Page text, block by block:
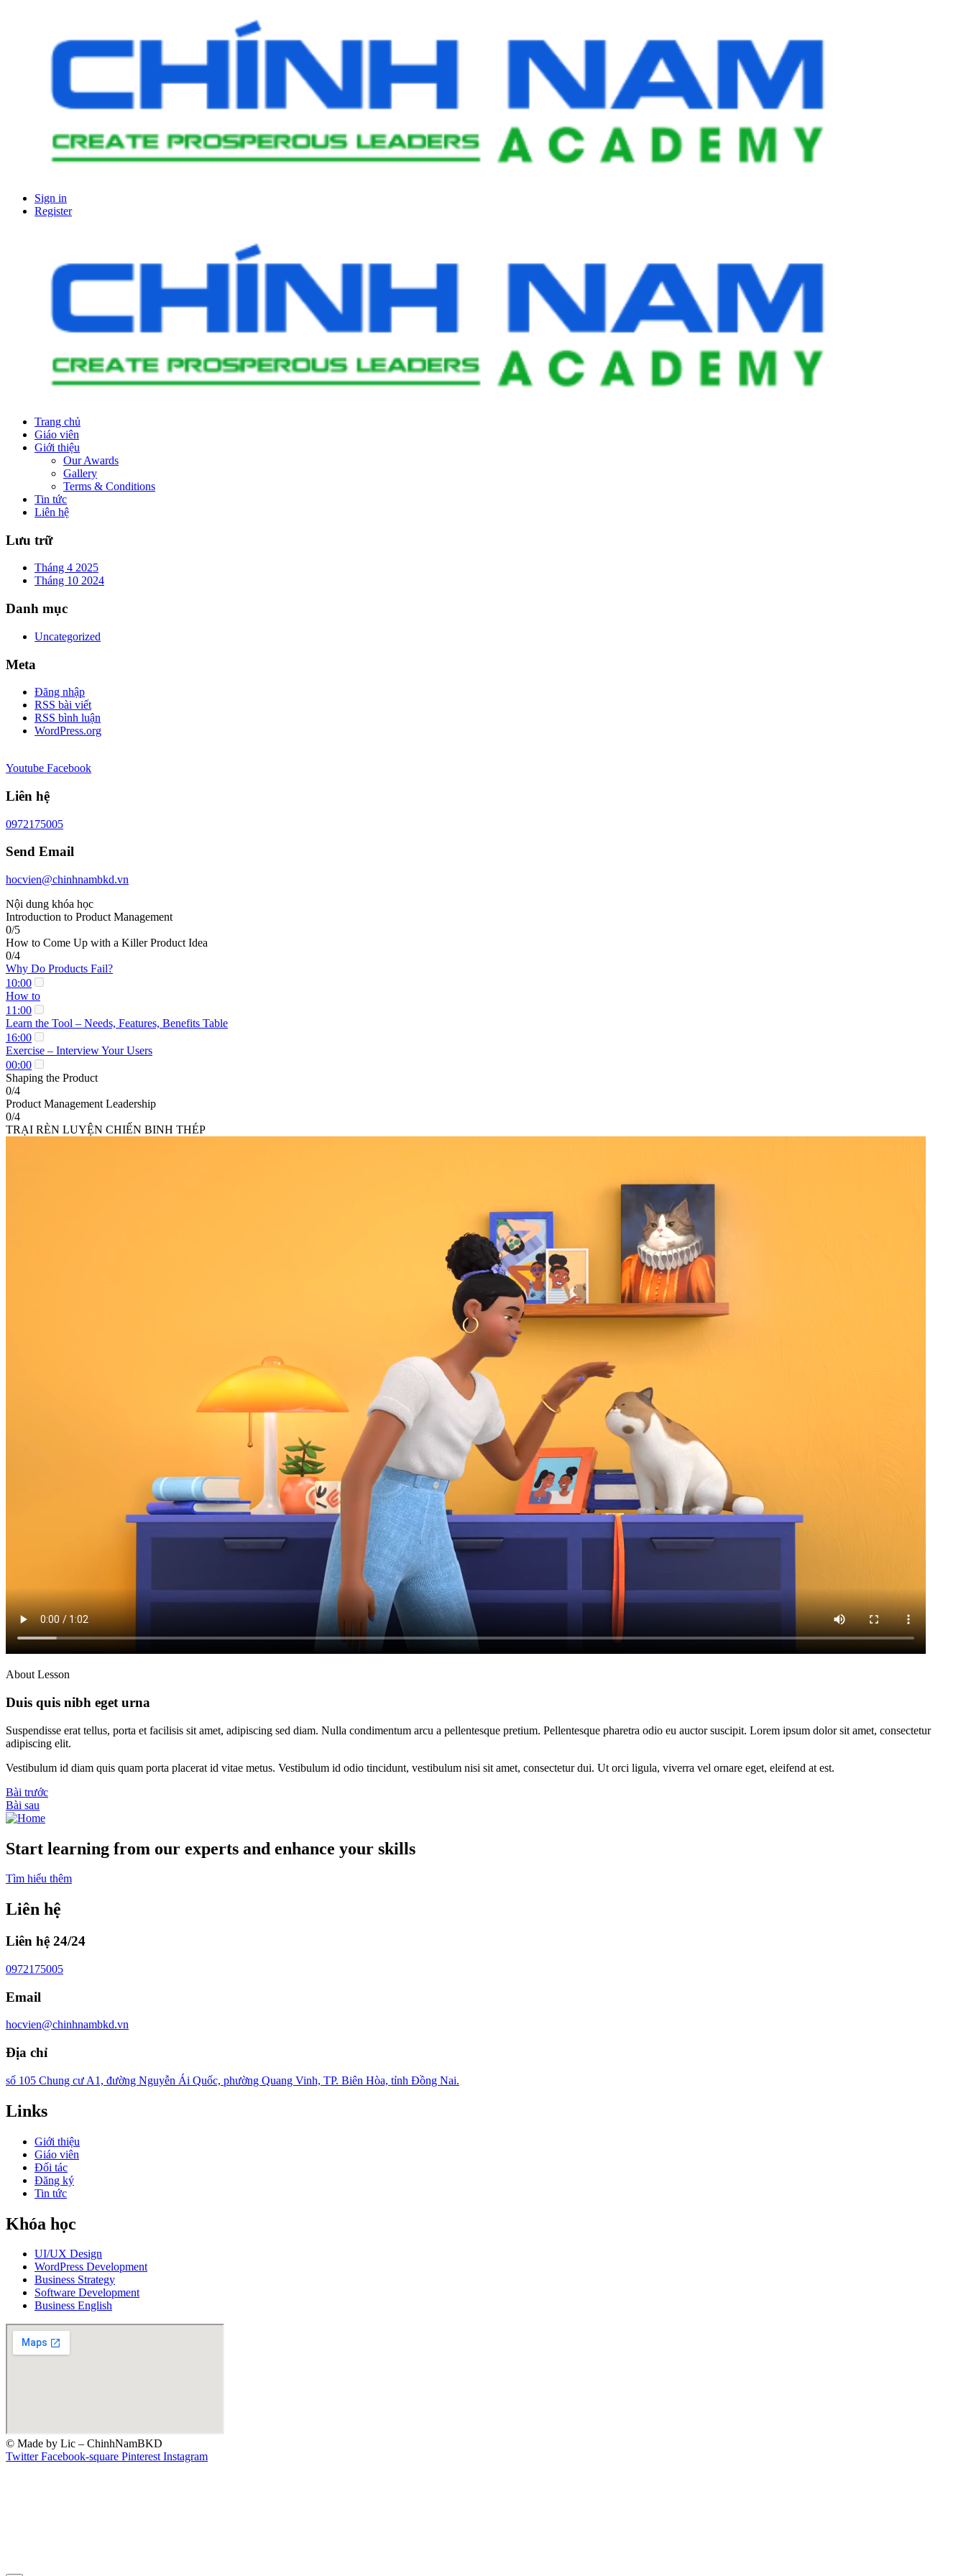
Sign in
Register
Trang chủ
Giáo viên
Giới thiệu
Our Awards
Gallery
Terms & Conditions
Tin tức
Liên hệ
Lưu trữ
Tháng 4 2025
Tháng 10 2024
Danh mục
Uncategorized
Meta
Đăng nhập
RSS bài viết
RSS bình luận
WordPress.org
Youtube Facebook
Liên hệ
0972175005
Send Email
hocvien@chinhnambkd.vn
Nội dung khóa học
Introduction to Product Management
0/5
How to Come Up with a Killer Product Idea
0/4
Why Do Products Fail?
10:00
How to
11:00
Learn the Tool – Needs, Features, Benefits Table
16:00
Exercise – Interview Your Users
00:00
Shaping the Product
0/4
Product Management Leadership
0/4
TRẠI RÈN LUYỆN CHIẾN BINH THÉP
About Lesson
Duis quis nibh eget urna
Suspendisse erat tellus, porta et facilisis sit amet, adipiscing sed diam. Nulla condimentum arcu a pellentesque pretium. Pellentesque pharetra odio eu auctor suscipit. Lorem ipsum dolor sit amet, consectetur
adipiscing elit.
Vestibulum id diam quis quam porta placerat id vitae metus. Vestibulum id odio tincidunt, vestibulum nisi sit amet, consectetur dui. Ut orci ligula, viverra vel ornare eget, eleifend at est.
Bài trước
Bài sau
Start learning from our experts and enhance your skills
Tìm hiểu thêm
Liên hệ
Liên hệ 24/24
0972175005
Email
hocvien@chinhnambkd.vn
Địa chỉ
số 105 Chung cư A1, đường Nguyễn Ái Quốc, phường Quang Vinh, TP. Biên Hòa, tỉnh Đồng Nai.
Links
Giới thiệu
Giáo viên
Đối tác
Đăng ký
Tin tức
Khóa học
UI/UX Design
WordPress Development
Business Strategy
Software Development
Business English
© Made by Lic – ChinhNamBKD
Twitter Facebook-square Pinterest Instagram